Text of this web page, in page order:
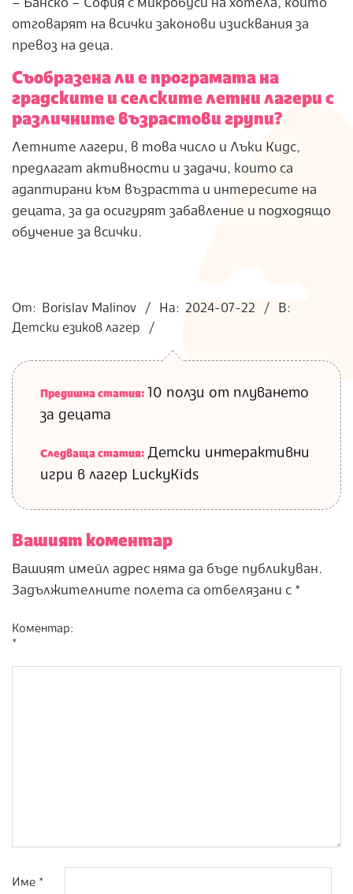
– Банско – София с микробуси на хотела, които
отговарят на всички законови изисквания за
превоз на деца.
Съобразена ли е програмата на
градските и селските летни лагери с
различните възрастови групи?
Летните лагери, в това число и Лъки Кидс,
предлагат активности и задачи, които са
адаптирани към възрастта и интересите на
децата, за да осигурят забавление и подходящо
обучение за всички.
07-
22
От: Borislav Malinov На: 2024-07-22
В:
Детски езиков лагер
Предишна статия: 10 ползи от плуването
за децата
Следваща статия: Детски интерактивни
игри в лагер LuckyKids
Вашият коментар
Вашият имейл адрес няма да бъде публикуван.
Задължителните полета са отбелязани с *
Коментар:
*
Име *